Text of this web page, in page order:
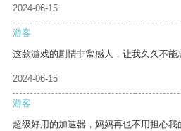
2024-06-15
游客
这款游戏的剧情非常感人，让我久久不能
2024-06-15
游客
超级好用的加速器，妈妈再也不用担心我